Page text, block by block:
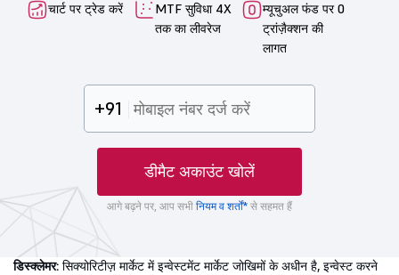
चार्ट पर ट्रेड करें
MTF सुविधा 4X
तक का लीवरेज
म्यूचुअल फंड पर 0
ट्रांज़ैक्शन की
लागत
+91
डीमैट अकाउंट खोलें
आगे बढ़ने पर, आप सभी नियम व शर्तों* से सहमत हैं
डिस्क्लेमर: सिक्योरिटीज़ मार्केट में इन्वेस्टमेंट मार्केट जोखिमों के अधीन है, इन्वेस्ट करने